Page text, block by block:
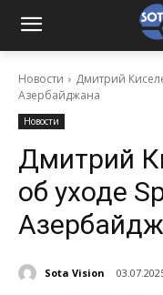
Новости
Дмитрий
Азербайджана
Новости
Дмитрий
об уходе
Sota Vision